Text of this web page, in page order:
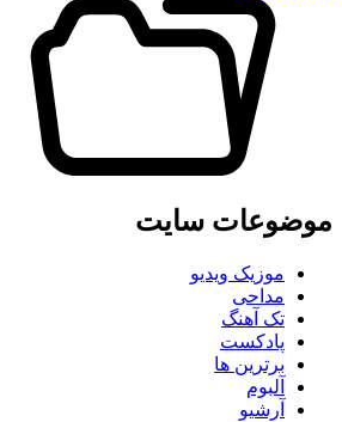
موضوعات سایت
موزیک ویدیو
مداحی
تک آهنگ
پادکست
برترین ها
آلبوم
آرشیو